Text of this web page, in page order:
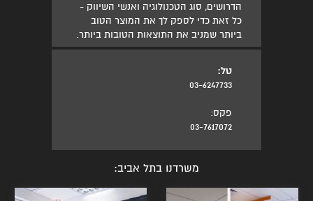
הדרושים, סוג הטכנולוגיה ואנשי השיווק -
כל זאת כדי לספק לך את המוצר הטוב
ביותר שמניב את התוצאות הטובות ביותר.
טל:
03-6247733
פקס:
03-7617072
משרדנו בתל אביב: